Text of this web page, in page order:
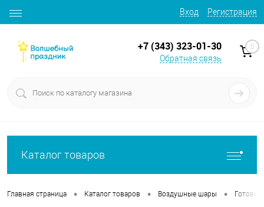
Вход Регистрация
+7 (343) 323-01-30
Обратная связь
0
Каталог товаров
Главная страница • Каталог товаров • Воздушные шары •